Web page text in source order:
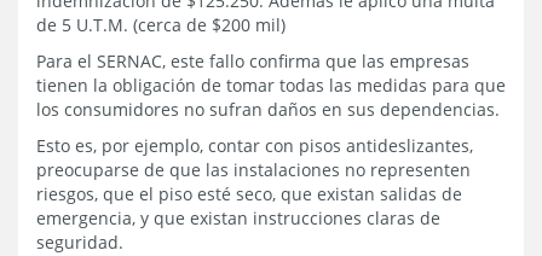
de 5 U.T.M. (cerca de $200 mil)
Para el SERNAC, este fallo confirma que las empresas
tienen la obligación de tomar todas las medidas para que
los consumidores no sufran daños en sus dependencias.
Esto es, por ejemplo, contar con pisos antideslizantes,
preocuparse de que las instalaciones no representen
riesgos, que el piso esté seco, que existan salidas de
emergencia, y que existan instrucciones claras de
seguridad.